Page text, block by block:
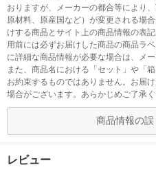
おりますが、メーカーの都合等により
原材料、原産国など）が変更される場
けする商品とサイト上の商品情報の表
用前には必ずお届けした商品の商品ラ
に詳細な商品情報が必要な場合は、メ
また、商品名における「セット」や「
お約束するものではありません。お届
場合がございます。あらかじめご了承く
商品情報の
レビュー